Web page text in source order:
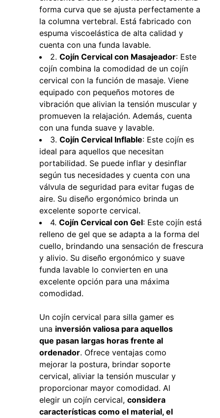
forma curva que se ajusta perfectamente a
la columna vertebral. Está fabricado con
espuma viscoelástica de alta calidad y
cuenta con una funda lavable.
2. Cojín Cervical con Masajeador: Este
cojín combina la comodidad de un cojín
cervical con la función de masaje. Viene
equipado con pequeños motores de
vibración que alivian la tensión muscular y
promueven la relajación. Además, cuenta
con una funda suave y lavable.
3. Cojín Cervical Inflable: Este cojín es
ideal para aquellos que necesitan
portabilidad. Se puede inflar y desinflar
según tus necesidades y cuenta con una
válvula de seguridad para evitar fugas de
aire. Su diseño ergonómico brinda un
excelente soporte cervical.
4. Cojín Cervical con Gel: Este cojín está
relleno de gel que se adapta a la forma del
cuello, brindando una sensación de frescura
y alivio. Su diseño ergonómico y suave
funda lavable lo convierten en una
excelente opción para una máxima
comodidad.
Un cojín cervical para silla gamer es
una inversión valiosa para aquellos
que pasan largas horas frente al
ordenador. Ofrece ventajas como
mejorar la postura, brindar soporte
cervical, aliviar la tensión muscular y
proporcionar mayor comodidad. Al
elegir un cojín cervical, considera
características como el material, el